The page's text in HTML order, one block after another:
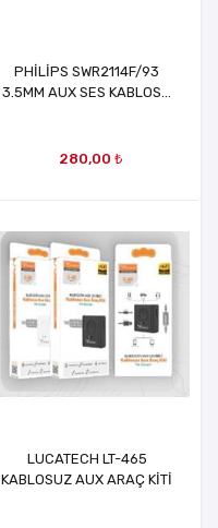
PHİLİPS SWR2114F/93
3.5MM AUX SES KABLOSU
ZIRHLI MRT36773
280,00 ₺
LUCATECH LT-465
KABLOSUZ AUX ARAÇ KİTİ